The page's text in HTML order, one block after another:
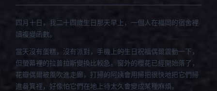
四月十日，我二十四歲生日那天早上，一個人在福岡的宿舍裡
讀複變函數。
當天沒有蛋糕，沒有派對，手機上的生日祝福偶爾震動一下，
但螢幕裡的拉普拉斯變換比較急。窗外的櫻花已經開始落了，
花瓣偶爾被風吹進走廊，打掃的阿姨會用掃把很快地把它們掃
進畚箕裡，好像怕它們在地上待太久會變成某種麻煩。